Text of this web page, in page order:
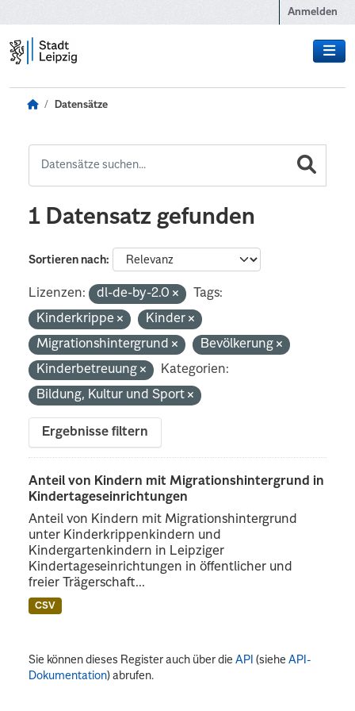
Anmelden
Datensätze
1 Datensatz gefunden
Sortieren nach
Lizenzen: dl-de-by-2.0
Tags:
Kinderkrippe
Kinder
Migrationshintergrund
Bevölkerung
Kinderbetreuung
Kategorien:
Bildung, Kultur und Sport
Ergebnisse filtern
Anteil von Kindern mit Migrationshintergrund in
Kindertageseinrichtungen
Anteil von Kindern mit Migrationshintergrund
unter Kinderkrippenkindern und
Kindergartenkindern in Leipziger
Kindertageseinrichtungen in öffentlicher und
freier Trägerschaft...
CSV
Sie können dieses Register auch über dieAPI (sieheAPI-
Dokumentation) abrufen.